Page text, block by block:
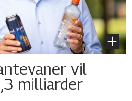
vil
milliarder